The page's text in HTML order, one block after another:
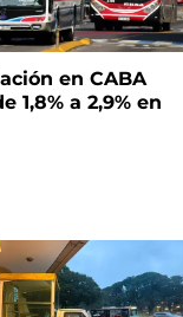
en CABA
1,8% a 2,9% en